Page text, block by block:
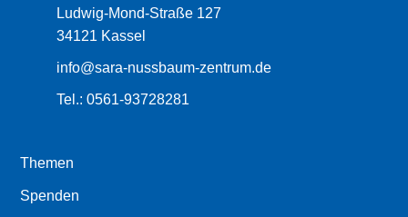
Ludwig-Mond-Straße 127
34121 Kassel
info@sara-nussbaum-zentrum.de
Tel.: 0561-93728281
Themen
Spenden